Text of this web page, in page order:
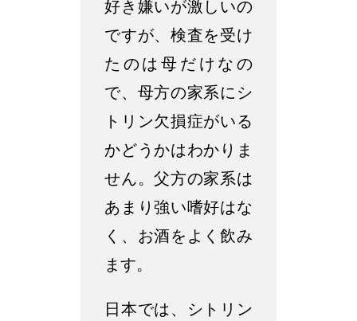
好き嫌いが激しいの
ですが、検査を受け
たのは母だけなの
で、母方の家系にシ
トリン欠損症がいる
かどうかはわかりま
せん。父方の家系は
あまり強い嗜好はな
く、お酒をよく飲み
ます。
日本では、シトリン